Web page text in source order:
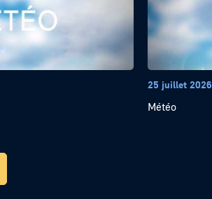
25 juillet 2026
Météo